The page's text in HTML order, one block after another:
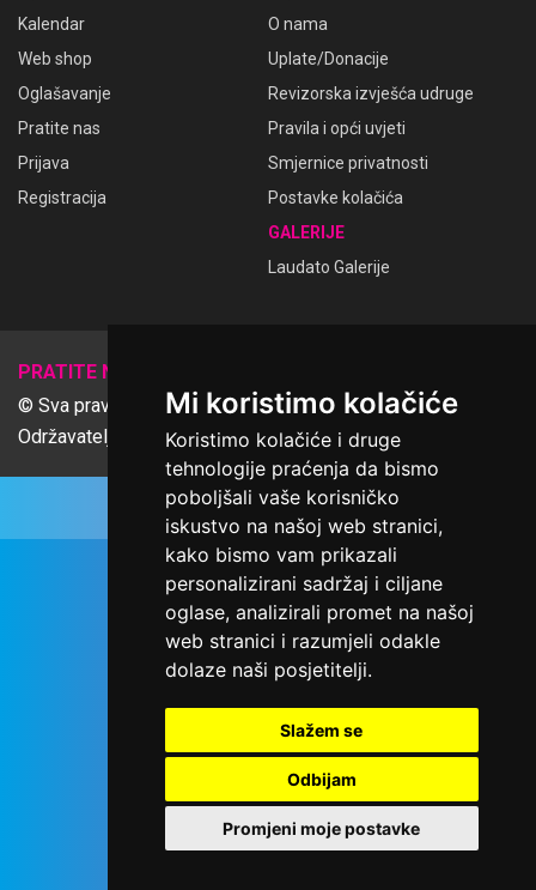
Mi koristimo kolačiće
Koristimo kolačiće i druge
tehnologije praćenja da bismo
poboljšali vaše korisničko
iskustvo na našoj web stranici,
kako bismo vam prikazali
personalizirani sadržaj i ciljane
oglase, analizirali promet na našoj
web stranici i razumjeli odakle
dolaze naši posjetitelji.
Slažem se
Odbijam
Promjeni moje postavke
Kalendar
Web shop
Oglašavanje
Pratite nas
Prijava
Registracija
O nama
Uplate/Donacije
Revizorska izvješća udruge
Pravila i opći uvjeti
Smjernice privatnosti
Postavke kolačića
GALERIJE
Laudato Galerije
PRATITE NAS
© Sva prava pridržana Udruga Ime dobrote
Održavatelj Netcom d.o.o., Riva 6, Rijeka